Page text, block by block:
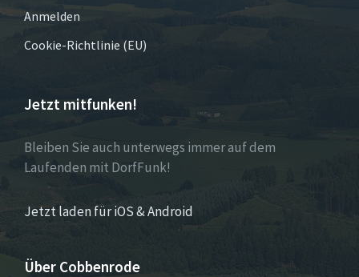
Anmelden
Cookie-Richtlinie (EU)
Jetzt mitfunken!
Bleiben Sie auch unterwegs immer auf dem
Laufenden mit DorfFunk!
Jetzt laden für iOS & Android
Über Cobbenrode